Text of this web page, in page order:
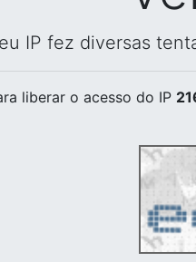
IP fez diversas
liberar o acesso do IP